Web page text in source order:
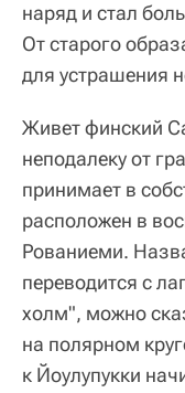
наряд и стал
От старого
для устрашения
Живет финский
неподалеку от
принимает в
расположен в
Рованиеми.
переводится с
холм", можно
на полярном
к Йоулупукки